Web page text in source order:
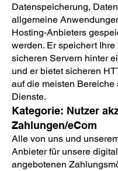
Datenspeicherung,
allgemeine
Hosting-Anbieters
werden. Er speichert Ihre
sicheren Servern hinter
und er bietet sicheren
auf die meisten Bereiche
Dienste.
Kategorie: Nutzer
Zahlungen/eCom
Alle von uns und
Anbieter für unsere
angebotenen